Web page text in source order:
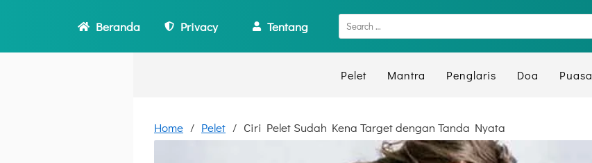
Beranda Privacy Tentang
Pelet Mantra Penglaris Doa Puasa
Home Pelet Ciri Pelet Sudah Kena Target dengan Tanda Nyata